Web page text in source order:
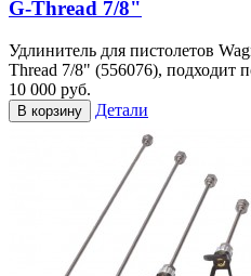
G-Thread 7/8"
Удлинитель для пистолетов
Thread 7/8" (556076), подходит
10 000 руб.
В корзину Детали